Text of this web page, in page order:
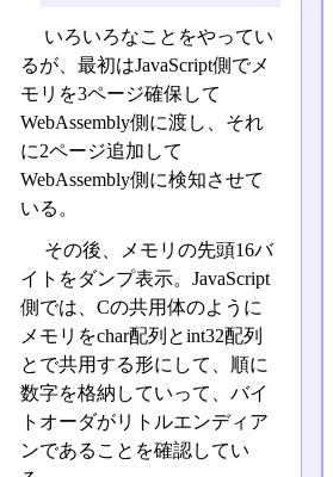
いろいろなことをやってい
るが、最初はJavaScript側でメ
モリを3ページ確保して
WebAssembly側に渡し、それ
に2ページ追加して
WebAssembly側に検知させて
いる。
その後、メモリの先頭16バ
イトをダンプ表示。JavaScript
側では、Cの共用体のように
メモリをchar配列とint32配列
とで共用する形にして、順に
数字を格納していって、バイ
トオーダがリトルエンディア
ンであることを確認してい